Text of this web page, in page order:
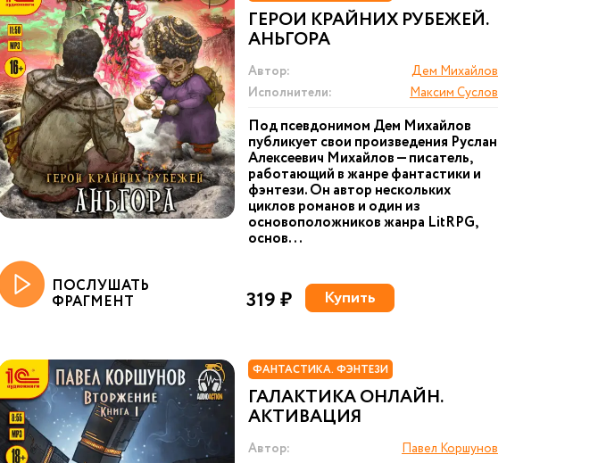
ГЕРОИ КРАЙНИХ РУБЕЖЕЙ.
АНЬГОРА
Автор:
Дем Михайлов
Исполнители:
Максим Суслов
Под псевдонимом Дем Михайлов
публикует свои произведения Руслан
Алексеевич Михайлов — писатель,
работающий в жанре фантастики и
фэнтези. Он автор нескольких
циклов романов и один из
основоположников жанра LitRPG,
основ...
ПОСЛУШАТЬ
ФРАГМЕНТ 319 ₽ Купить
ФАНТАСТИКА. ФЭНТЕЗИ
ГАЛАКТИКА ОНЛАЙН.
АКТИВАЦИЯ
Автор:
Павел Коршунов